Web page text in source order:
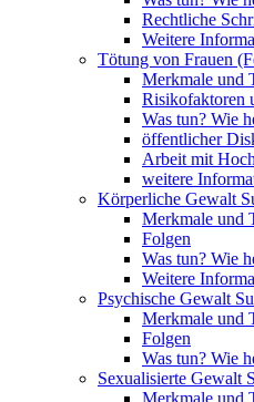
Rechtliche
Weitere
Tötung von Frauen
Merkmale und
Risikofaktoren
Was tun? Wie
öffentlicher
Arbeit mit
weitere
Körperliche Gewalt
Merkmale und
Folgen
Was tun? Wie
Weitere
Psychische Gewalt
Merkmale und
Folgen
Was tun? Wie
Sexualisierte Gewalt
Merkmale und